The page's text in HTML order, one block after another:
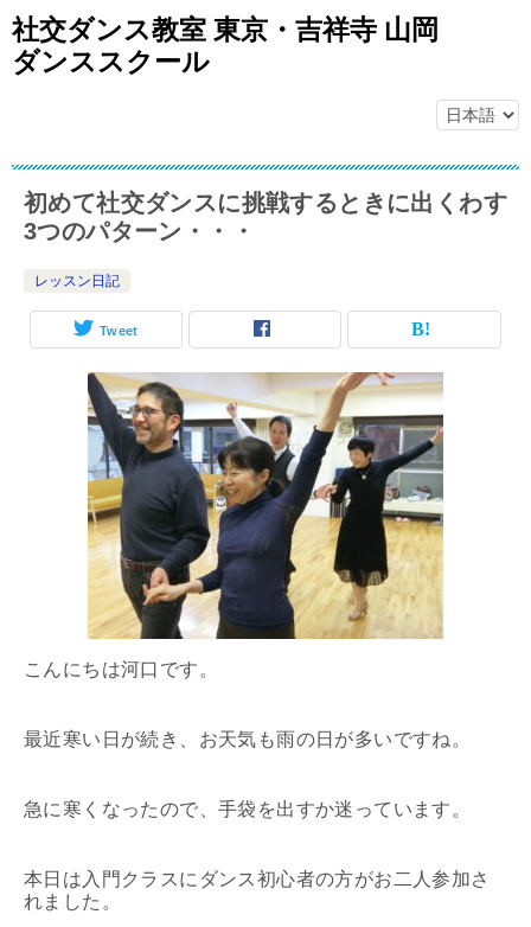
社交ダンス教室 東京・吉祥寺 山岡
ダンススクール
初めて社交ダンスに挑戦するときに出くわす
3つのパターン・・・
レッスン日記
Tweet
こんにちは河口です。
最近寒い日が続き、お天気も雨の日が多いですね。
急に寒くなったので、手袋を出すか迷っています。
本日は入門クラスにダンス初心者の方がお二人参加さ
れました。